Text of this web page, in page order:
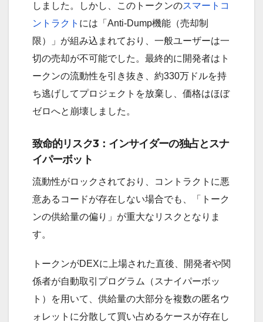
しました。しかし、このトークンのスマートコ
ントラクト には「Anti-Dump機能（売却制
限）」が組み込まれており、一般ユーザーは一
切の売却が不可能でした。最終的に開発者はト
ークンの流動性を引き抜き、約330万ドルを持
ち逃げしてプロジェクトを放棄し、価格はほぼ
ゼロへと崩壊しました。
致命的リスク3：インサイダーの独占とスナ
イパーボット
流動性がロックされており、コントラクトに悪
意あるコードが存在しない場合でも、「トーク
ンの供給量の偏り」が重大なリスクとなりま
す。
トークンがDEXに上場された直後、開発者や関
係者が自動取引プログラム（スナイパーボッ
ト）を用いて、供給量の大部分を複数の匿名ウ
ォレットに分散して買い占めるケースが存在し